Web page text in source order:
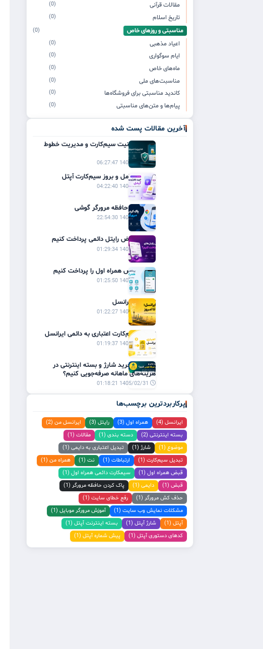
مقالات قرآنی (0)
تاریخ اسلام (0)
مناسبتی و روزهای خاص (0)
اعیاد مذهبی (0)
ایام سوگواری (0)
ماه‌های خاص (0)
مناسبت‌های ملی (0)
کاندید مناسبتی برای فروشگاه‌ها (0)
پیام‌ها و متن‌های مناسبتی (0)
آخرین مقالات پست شده
راهنمای امنیت سیم‌کارت و مدیریت خطوط
موبایل
1405/03/21 06:27:47
راهنمای کامل و بروز سیم‌کارت آپتل
1405/03/20 04:22:40
پاک کردن حافظه مرورگر گوشی
1405/03/19 22:54:30
چگونه قبوض رایتل دائمی پرداخت کنیم
1405/02/31 01:29:34
چگونه قبض همراه اول را پرداخت کنیم
1405/02/31 01:25:50
تاریخچه ایرانسل
1405/02/31 01:22:27
تبدیل سیم‌کارت اعتباری به دائمی ایرانسل
1405/02/31 01:19:37
چگونه با خرید شارژ و بسته اینترنتی در
هزینه‌های ماهانه صرفه‌جویی کنیم؟
پرکاربردترین برچسب‌ها
ایرانسل (4) همراه اول (3) رایتل (3)
ایرانسل من (2)
بسته اینترنتی (2)
دسته بندی (1)
مقالات (1)
موضوع (1)
شارژ (1)
تبدیل اعتباری به دایمی (1)
تبدیل سیم‌کارت (1)
ارتباطات (1) نت (1)
همراه من (1)
قبض همراه اول (1)
سیمکارت دائمی همراه اول (1)
قبض (1)
دایمی (1)
پاک کردن حافظه مرورگر (1)
حذف کش مرورگر (1)
رفع خطای سایت (1)
مشکلات نمایش وب سایت (1)
آموزش مرورگر موبایل (1)
آپتل (1)
شارژ آپتل (1)
بسته اینترنت آپتل (1)
کدهای دستوری آپتل (1)
پیش شماره آپتل (1)